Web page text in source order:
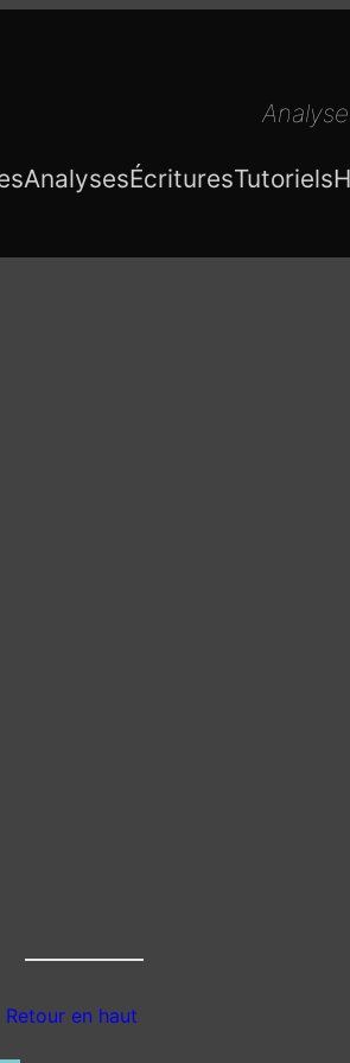
AnalysesÉcrituresTutoriels
Retour en haut